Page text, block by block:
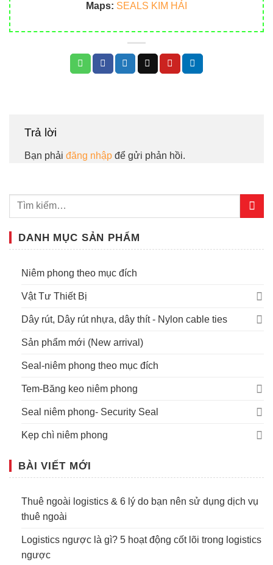
Maps: SEALS KIM HẢI
Trả lời
Bạn phải đăng nhập để gửi phản hồi.
DANH MỤC SẢN PHẨM
Niêm phong theo mục đích
Vật Tư Thiết Bị
Dây rút, Dây rút nhựa, dây thít - Nylon cable ties
Sản phẩm mới (New arrival)
Seal-niêm phong theo mục đích
Tem-Băng keo niêm phong
Seal niêm phong- Security Seal
Kẹp chì niêm phong
BÀI VIẾT MỚI
Thuê ngoài logistics & 6 lý do bạn nên sử dụng dịch vụ
thuê ngoài
Logistics ngược là gì? 5 hoạt động cốt lõi trong logistics
ngược